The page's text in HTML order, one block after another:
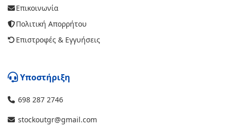
Επικοινωνία
Πολιτική Απορρήτου
Επιστροφές & Εγγυήσεις
Υποστήριξη
698 287 2746
stockoutgr@gmail.com